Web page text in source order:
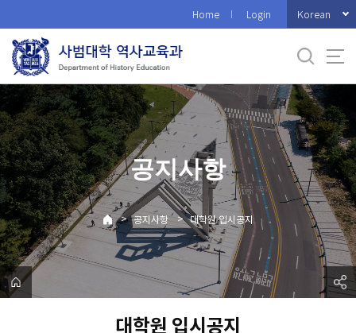
로
메
뉴
Home Login Korean
공지사항
> 공지사항 > 대학원 입시공지
대학원 입시공지